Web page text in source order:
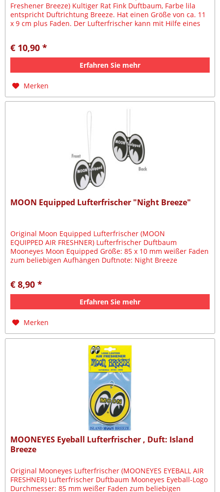
Freshener Breeze) Kultiger Rat Fink Duftbaum, Farbe lila
entspricht Duftrichtung Breeze. Hat einen Größe von ca. 11
x 9 cm plus Faden. Der Lufterfrischer kann mit Hilfe eines
€ 10,90 *
Erfahren Sie mehr
Merken
MOON Equipped Lufterfrischer "Night Breeze"
Original Moon Equipped Lufterfrischer (MOON
EQUIPPED AIR FRESHNER) Lufterfrischer Duftbaum
Mooneyes Moon Equipped Größe: 85 x 10 mm weißer Faden
zum beliebigen Aufhängen Duftnote: Night Breeze
€ 8,90 *
Erfahren Sie mehr
Merken
MOONEYES Eyeball Lufterfrischer , Duft: Island
Breeze
Original Mooneyes Lufterfrischer (MOONEYES EYEBALL AIR
FRESHNER) Lufterfrischer Duftbaum Mooneyes Eyeball-Logo
Durchmesser: 85 mm weißer Faden zum beliebigen